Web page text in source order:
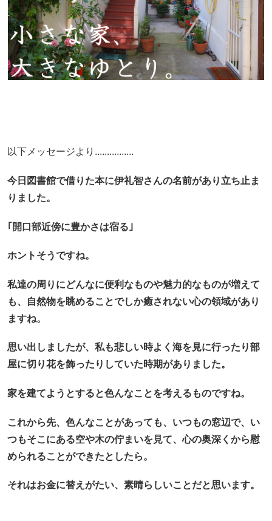
以下メッセージより................
今日図書館で借りた本に伊礼智さんの名前があり立ち止ま
りました。
｢開口部近傍に豊かさは宿る｣
ホントそうですね。
私達の周りにどんなに便利なものや魅力的なものが増えて
も、自然物を眺めることでしか癒されない心の領域があり
ますね。
思い出しましたが、私も悲しい時よく海を見に行ったり部
屋に切り花を飾ったりしていた時期がありました。
家を建てようとすると色んなことを考えるものですね。
これから先、色んなことがあっても、いつもの窓辺で、い
つもそこにある空や木の佇まいを見て、心の奥深くから慰
められることができたとしたら。
それはお金に替えがたい、素晴らしいことだと思います。